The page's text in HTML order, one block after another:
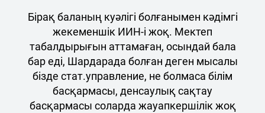
Бірақ баланың куәлігі болғанымен кәдімгі
жекеменшік ИИН-і жоқ. Мектеп
табалдырығын аттамаған, осындай бала
бар еді, Шардарада болған деген мысалы
бізде стат.управление, не болмаса білім
басқармасы, денсаулық сақтау
басқармасы соларда жауапкершілік жоқ